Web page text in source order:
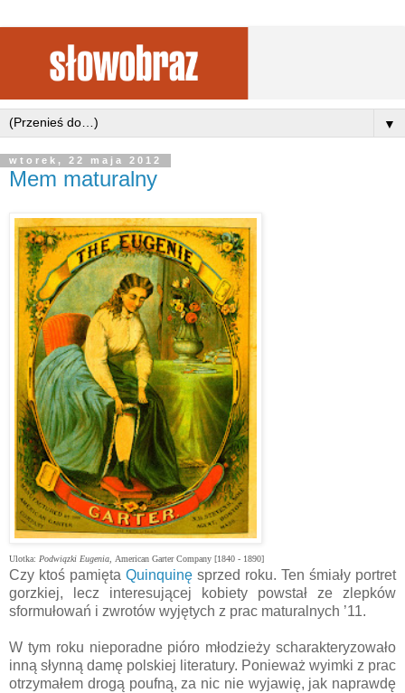
▼
wtorek, 22 maja 2012
Mem maturalny
Ulotka: Podwiązki Eugenia, American Garter Company [1840 - 1890]
Czy ktoś pamięta Quinquinę sprzed roku. Ten śmiały portret
gorzkiej, lecz interesującej kobiety powstał ze zlepków
sformułowań i zwrotów wyjętych z prac maturalnych ’11.
W tym roku nieporadne pióro młodzieży scharakteryzowało
inną słynną damę polskiej literatury. Ponieważ wyimki z prac
otrzymałem drogą poufną, za nic nie wyjawię, jak naprawdę